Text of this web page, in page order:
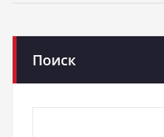
Поиск